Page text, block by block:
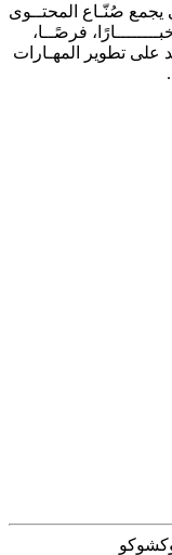
صُنّـاع المحتــوى
فرصًــا،
على تطوير المهـارات